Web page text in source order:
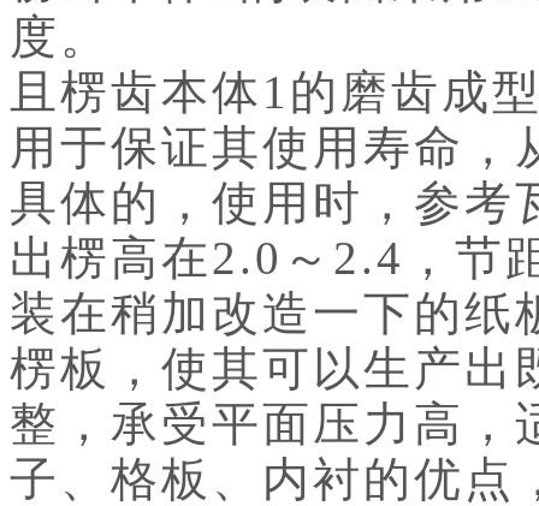
度。
且楞齿本体1的磨齿成
用于保证其使用寿命
具体的，使用时，参考
出楞高在2.0～2.4，节
装在稍加改造一下的纸
楞板，使其可以生产出
整，承受平面压力高，
子、格板、内衬的优点